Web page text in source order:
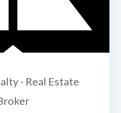
- Real Estate